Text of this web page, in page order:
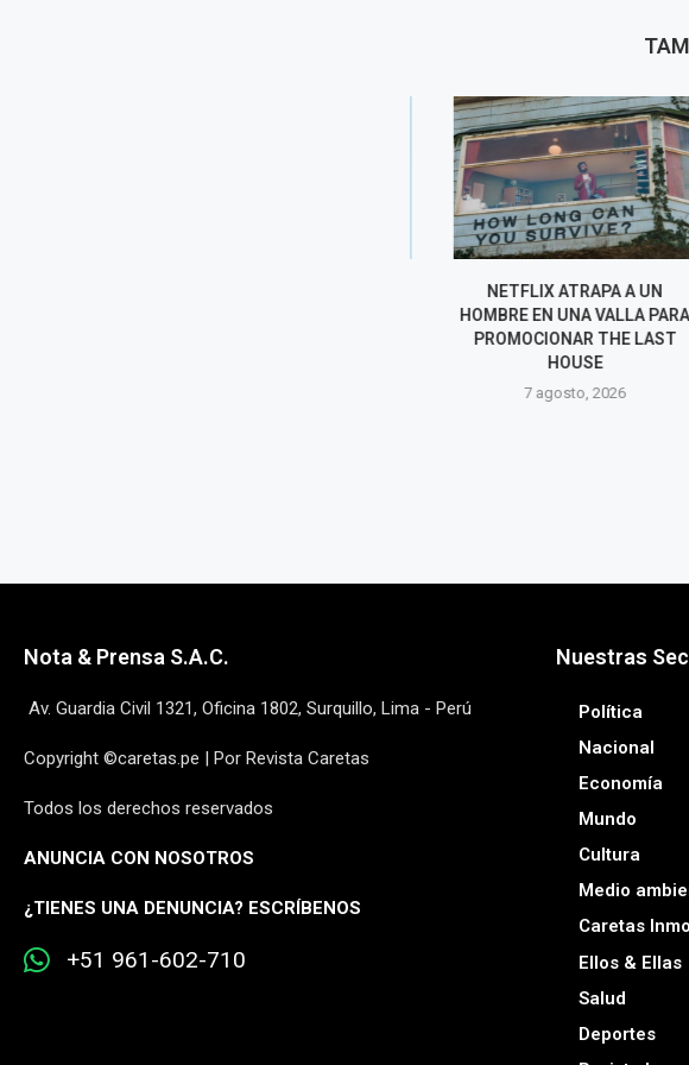
NETFLIX ATRAPA A UN
HOMBRE EN UNA VALLA PARA
PROMOCIONAR THE LAST
HOUSE
7 agosto, 2026
Nota & Prensa S.A.C.
Av. Guardia Civil 1321, Oficina 1802, Surquillo, Lima - Perú
Copyright ©caretas.pe | Por Revista Caretas
Todos los derechos reservados
ANUNCIA CON NOSOTROS
¿TIENES UNA DENUNCIA? ESCRÍBENOS
+51 961-602-710
Nuestras
Política
Nacional
Economía
Mundo
Cultura
Medio
Caretas
Ellos & Ellas
Salud
Deportes